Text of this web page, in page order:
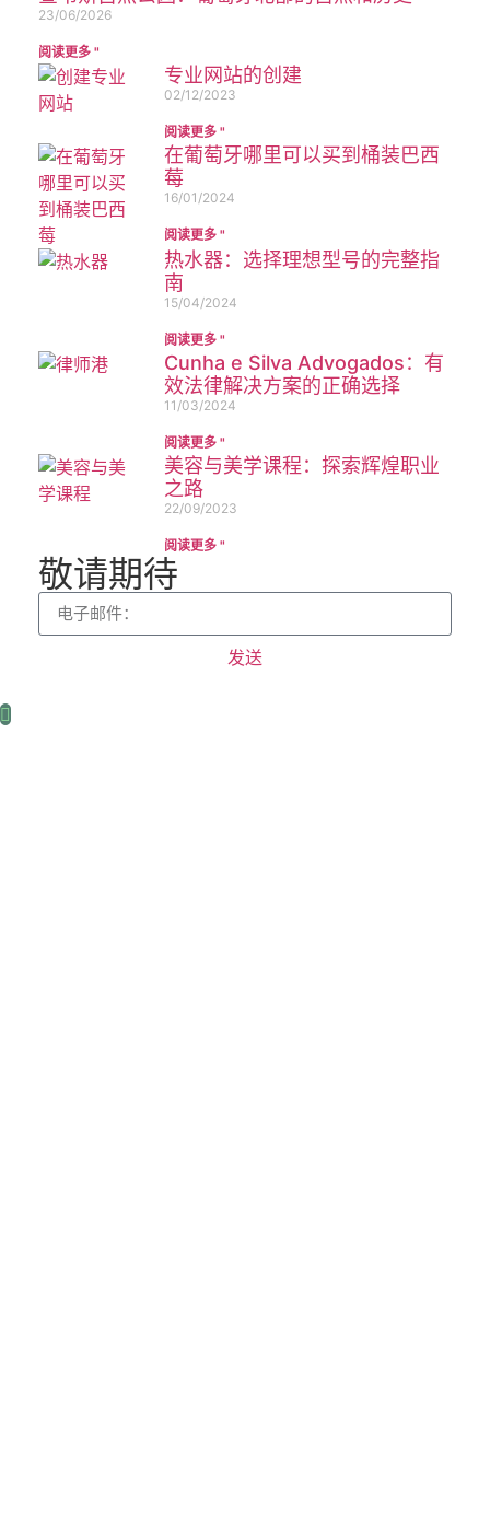
23/06/2026
阅读更多 "
专业网站的创建
02/12/2023
阅读更多 "
在葡萄牙哪里可以买到桶装巴西
莓
16/01/2024
阅读更多 "
热水器：选择理想型号的完整指
南
15/04/2024
阅读更多 "
Cunha e Silva Advogados：有
效法律解决方案的正确选择
11/03/2024
阅读更多 "
美容与美学课程：探索辉煌职业
之路
22/09/2023
阅读更多 "
敬请期待
发送